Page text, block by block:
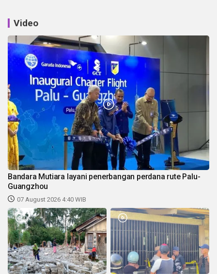
Video
Bandara Mutiara layani penerbangan perdana rute Palu-
Guangzhou
07 August 2026 4:40 WIB